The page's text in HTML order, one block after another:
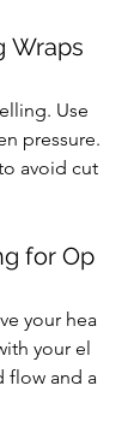
Wraps
Use
pressure.
avoid cut
for Op
your hea
your el
flow and a